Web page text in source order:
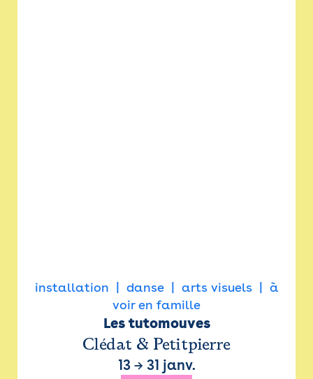
installation danse arts visuels
à
voir en famille
Les tutomouves
Clédat & Petitpierre
13→ 31 janv.